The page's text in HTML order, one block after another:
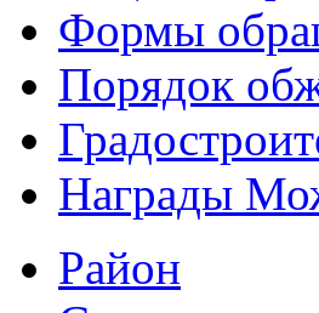
Формы
Порядок
Награды
Район